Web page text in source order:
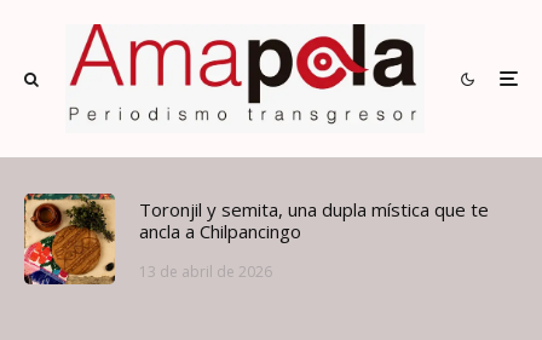
Toronjil y semita, una dupla mística que te
ancla a Chilpancingo
13 de abril de 2026